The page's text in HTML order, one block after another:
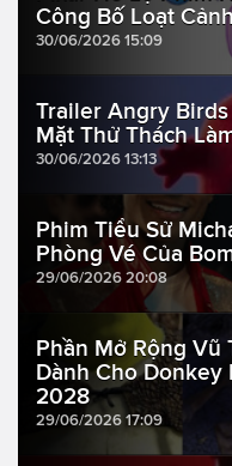
Công Bố Loạt
30/06/2026 15:09
Trailer Angry
Mặt Thử Thách
30/06/2026 13:13
Phim Tiểu Sử
Phòng Vé Của
29/06/2026 20:08
Phần Mở Rộng Vũ
Dành Cho Donkey
2028
29/06/2026 17:09